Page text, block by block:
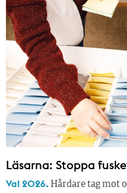
Läsarna: Stoppa
Val 2026. Hårdare tag mot